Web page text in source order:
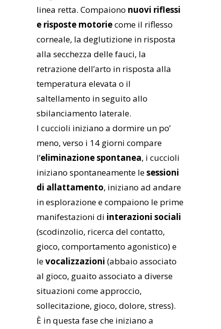
linea retta. Compaiono nuovi riflessi
e risposte motoriecome il riflesso
corneale, la deglutizione in risposta
alla secchezza delle fauci, la
retrazione dell’arto in risposta alla
temperatura elevata o il
saltellamento in seguito allo
sbilanciamento laterale.
I cuccioli iniziano a dormire un po’
meno, verso i 14 giorni compare
l’eliminazione spontanea, i cuccioli
iniziano spontaneamente lesessioni
di allattamento, iniziano ad andare
in esplorazione e compaiono le prime
manifestazioni di interazioni sociali
(scodinzolio, ricerca del contatto,
gioco, comportamento agonistico) e
levocalizzazioni (abbaio associato
al gioco, guaito associato a diverse
situazioni come approccio,
sollecitazione, gioco, dolore, stress).
È in questa fase che iniziano a